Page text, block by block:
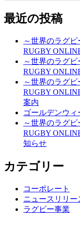
最近の投稿
～世界のラグ
RUGBY
～世界のラグ
RUGBY
～世界のラグ
RUGBY
案内
ゴールデンウ
～世界のラグ
RUGBY
知らせ
カテゴリー
コーポレート
ニュースリリー
ラグビー事業